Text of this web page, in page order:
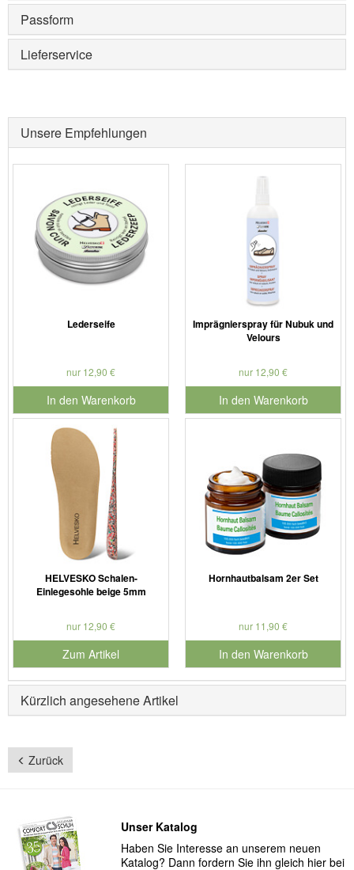
Passform
Lieferservice
Unsere Empfehlungen
Lederseife
nur 12,90 €
In den Warenkorb
für Produktnummer 901127
Imprägnierspray für Nubuk und
Velours
nur 12,90 €
In den Warenkorb
für Produktnummer 901179
HELVESKO Schalen-
Einlegesohle beige 5mm
nur 12,90 €
Zum Artikel
Hornhautbalsam 2er Set
nur 11,90 €
In den Warenkorb
für Produktnummer 901730
Kürzlich angesehene Artikel
Zurück
Unser Katalog
Haben Sie Interesse an unserem neuen
Katalog? Dann fordern Sie ihn gleich hier bei